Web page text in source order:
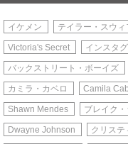
イケメン テイラー・スウィ
Victoria's Secret インスタ
バックストリート・ボーイズ
カミラ・カベロ Camila
Shawn Mendes ブレイク
Dwayne Johnson クリステ